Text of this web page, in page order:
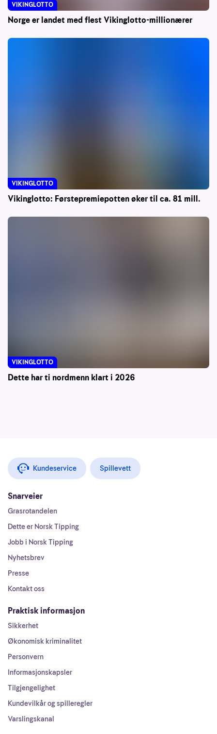
Norge er landet med flest Vikinglotto-millionærer
VIKINGLOTTO
Vikinglotto: Førstepremiepotten øker til ca. 81 mill.
VIKINGLOTTO
Dette har ti nordmenn klart i 2026
VIKINGLOTTO
Kundeservice Spillevett
Snarveier
Grasrotandelen
Dette er Norsk Tipping
Jobb i Norsk Tipping
Nyhetsbrev
Presse
Kontakt oss
Praktisk informasjon
Sikkerhet
Økonomisk kriminalitet
Personvern
Informasjonskapsler
Tilgjengelighet
Kundevilkår og spilleregler
Varslingskanal